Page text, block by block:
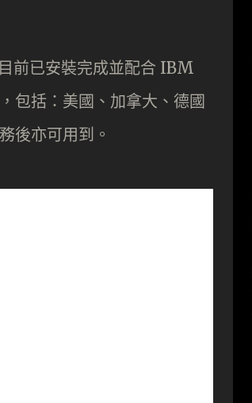
前已安裝完成並配合 IBM
包括：美國、加拿大、德國
後亦可用到。